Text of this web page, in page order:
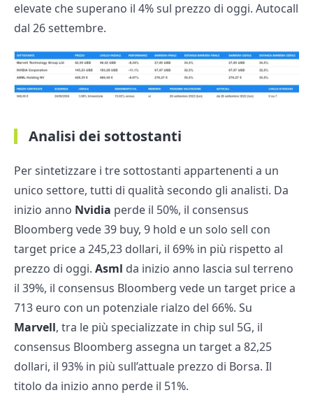
elevate che superano il 4% sul prezzo di oggi. Autocall
dal 26 settembre.
Analisi dei sottostanti
Per sintetizzare i tre sottostanti appartenenti a un
unico settore, tutti di qualità secondo gli analisti. Da
inizio anno Nvidia perde il 50%, il consensus
Bloomberg vede 39 buy, 9 hold e un solo sell con
target price a 245,23 dollari, il 69% in più rispetto al
prezzo di oggi. Asml da inizio anno lascia sul terreno
il 39%, il consensus Bloomberg vede un target price a
713 euro con un potenziale rialzo del 66%. Su
Marvell, tra le più specializzate in chip sul 5G, il
consensus Bloomberg assegna un target a 82,25
dollari, il 93% in più sull’attuale prezzo di Borsa. Il
titolo da inizio anno perde il 51%.